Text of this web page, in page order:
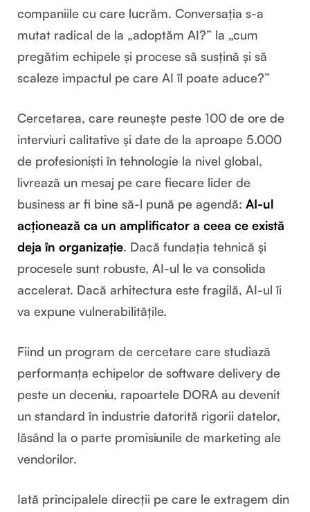
companiile cu care lucrăm. Conversația s-a
mutat radical de la „adoptăm AI?” la „cum
pregătim echipele și procese să susțină și să
scaleze impactul pe care AI îl poate aduce?”
Cercetarea, care reunește peste 100 de ore de
interviuri calitative și date de la aproape 5.000
de profesioniști în tehnologie la nivel global,
livrează un mesaj pe care fiecare lider de
business ar fi bine să-l pună pe agendă: AI-ul
acționează ca un amplificator a ceea ce există
deja în organizație. Dacă fundația tehnică și
procesele sunt robuste, AI-ul le va consolida
accelerat. Dacă arhitectura este fragilă, AI-ul îi
va expune vulnerabilitățile.
Fiind un program de cercetare care studiază
performanța echipelor de software delivery de
peste un deceniu, rapoartele DORA au devenit
un standard în industrie datorită rigorii datelor,
lăsând la o parte promisiunile de marketing ale
vendorilor.
Iată principalele direcții pe care le extragem din